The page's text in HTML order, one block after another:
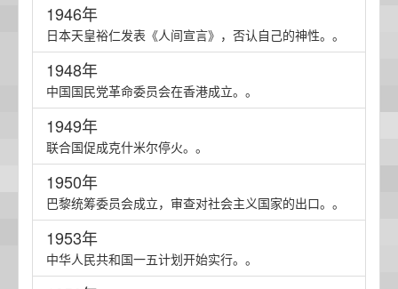
1946年
日本天皇裕仁发表《人间宣言》，否认自己的神性。。
1948年
中国国民党革命委员会在香港成立。。
1949年
联合国促成克什米尔停火。。
1950年
巴黎统筹委员会成立，审查对社会主义国家的出口。。
1953年
中华人民共和国一五计划开始实行。。